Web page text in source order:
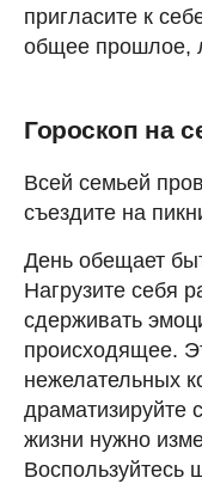
пригласите к
общее прошлое,
Гороскоп на
Всей семьей
съездите на
День обещает
Нагрузите себя
сдерживать
происходящее.
нежелательных
драматизируйте
жизни нужно